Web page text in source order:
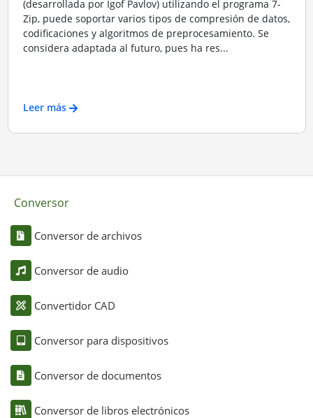
(desarrollada por Igof Pavlov) utilizando el programa 7-
Zip, puede soportar varios tipos de compresión de datos,
codificaciones y algoritmos de preprocesamiento. Se
considera adaptada al futuro, pues ha res...
Leer más
Conversor
Conversor de archivos
Conversor de audio
Convertidor CAD
Conversor para dispositivos
Conversor de documentos
Conversor de libros electrónicos